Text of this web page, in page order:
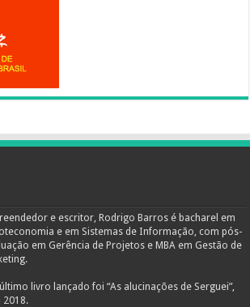
e escritor, Rodrigo Barros é bacharel em
e em Sistemas de Informação, com pós-
em Gerência de Projetos e MBA em Gestão de
livro lançado foi “As alucinações de Serguei”,
2018.